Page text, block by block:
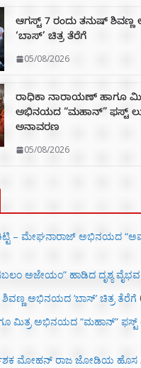
ಆಗಸ್ಟ್ 7 ರಂದು ತನುಷ್
‘ಬಾಸ್’ ಚಿತ್ರ ತೆರೆಗೆ
05/08/2026
ರಾಧಿಕಾ ನಾರಾಯಣ್ ಹಾಗೂ
ಅಭಿನಯದ “ಮಹಾನ್” ಫಸ್ಟ್
ಅನಾವರಣ
05/08/2026
ಕಿಟ್ಟಿ – ಮೇಘನಾರಾಜ್ ಅಭಿನಯದ
ಅಜೇಯಂ” ಹಾಡಿದ ದೃಶ್ಯ ವೈಭವ
ಅಭಿನಯದ ‘ಬಾಸ್’ ಚಿತ್ರ ತೆರೆಗೆ
ಮಿತ್ರ ಅಭಿನಯದ “ಮಹಾನ್”
ಮೋಹನ್ ರಾಜ ಜೋಡಿಯ